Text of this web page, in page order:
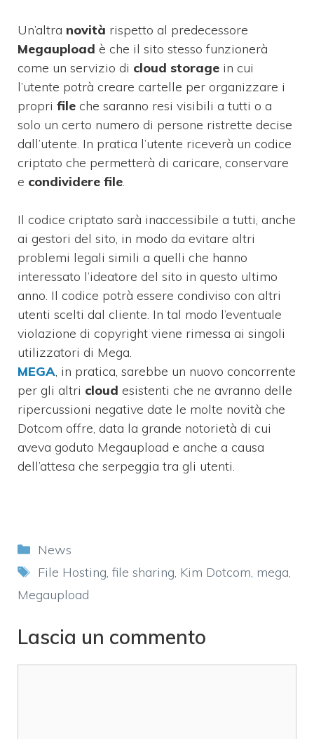
Un’altra novità rispetto al predecessore
Megaupload è che il sito stesso funzionerà
come un servizio di cloud storage in cui
l’utente potrà creare cartelle per organizzare i
propri file che saranno resi visibili a tutti o a
solo un certo numero di persone ristrette decise
dall’utente. In pratica l’utente riceverà un codice
criptato che permetterà di caricare, conservare
e condividere file.
Il codice criptato sarà inaccessibile a tutti, anche
ai gestori del sito, in modo da evitare altri
problemi legali simili a quelli che hanno
interessato l’ideatore del sito in questo ultimo
anno. Il codice potrà essere condiviso con altri
utenti scelti dal cliente. In tal modo l’eventuale
violazione di copyright viene rimessa ai singoli
utilizzatori di Mega.
MEGA, in pratica, sarebbe un nuovo concorrente
per gli altri cloud esistenti che ne avranno delle
ripercussioni negative date le molte novità che
Dotcom offre, data la grande notorietà di cui
aveva goduto Megaupload e anche a causa
dell’attesa che serpeggia tra gli utenti.
Categorie
News
Tag
File Hosting, file sharing, Kim Dotcom, mega,
Megaupload
Lascia un commento